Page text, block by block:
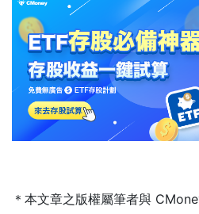
＊本文章之版權屬筆者與